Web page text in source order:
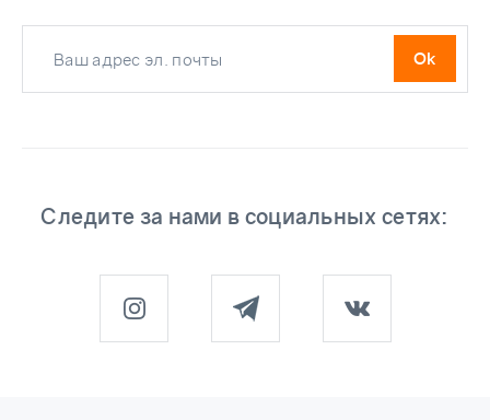
Следите за нами в социальных сетях: